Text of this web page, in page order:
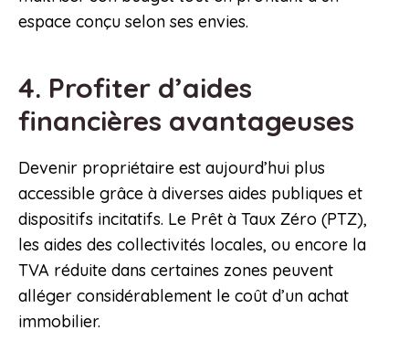
espace conçu selon ses envies.
4. Profiter d’aides
financières avantageuses
Devenir propriétaire est aujourd’hui plus
accessible grâce à diverses aides publiques et
dispositifs incitatifs. Le Prêt à Taux Zéro (PTZ),
les aides des collectivités locales, ou encore la
TVA réduite dans certaines zones peuvent
alléger considérablement le coût d’un achat
immobilier.